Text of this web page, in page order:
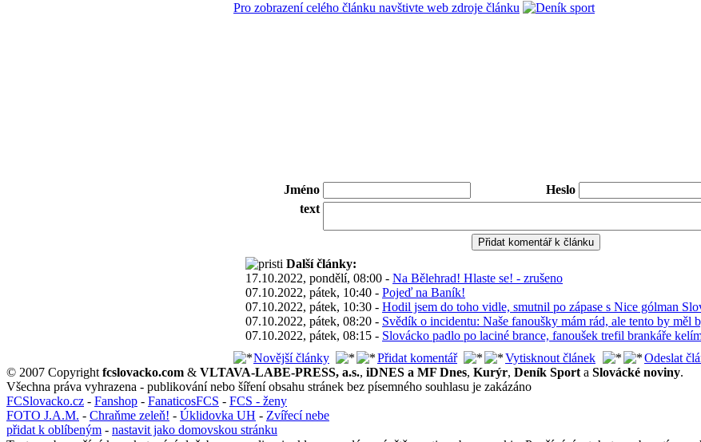
Pro zobrazení celého článku navštivte web zdroje článku
Jméno
Heslo
text
Další články:
17.10.2022, pondělí, 08:00 - Na Bělehrad! Hlaste se! - zrušeno
07.10.2022, pátek, 10:40 - Pojeď na Baník!
07.10.2022, pátek, 10:30 - Hodil jsem do toho vidle, smutnil po zápase s Nice gólman
07.10.2022, pátek, 08:20 - Svědík o incidentu: Naše fanoušky mám rád, ale tento by měl
07.10.2022, pátek, 08:15 - Slovácko padlo po laciné brance, fanoušek trefil brankáře
Novější články
Přidat komentář Vytisknout článek Odeslat
© 2007 Copyright fcslovacko.com & VLTAVA-LABE-PRESS, a.s., iDNES a MF Dnes, Kurýr, Deník Sport a Slovácké noviny.
Všechna práva vyhrazena - publikování nebo šíření obsahu stránek bez písemného souhlasu je zakázáno
FCSlovacko.cz - Fanshop - FanaticosFCS - FCS - ženy
FOTO J.A.M. - Chraňme zeleň! - Úklidovka UH - Zvířecí nebe
přidat k oblíbeným - nastavit jako domovskou stránku